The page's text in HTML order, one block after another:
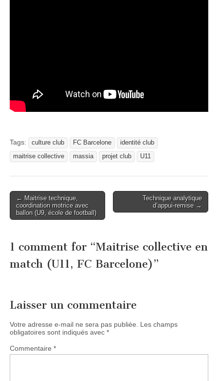
Tags: culture club FC Barcelone
identité club
maitrise collective
massia projet club U11
Post
navigation
← Maitrise technique,
coordination motrice avec
ballon (U9, école de football)
Technique analytique
d’appui-remise →
1 comment for “Maitrise collective en
match (U11, FC Barcelone)”
Laisser un commentaire
Votre adresse e-mail ne sera pas publiée.
Les champs
obligatoires sont indiqués avec *
Commentaire *